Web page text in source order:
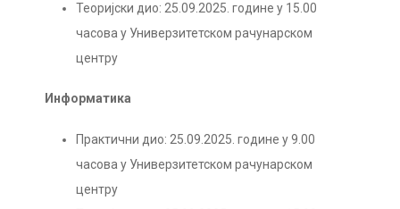
Теоријски дио: 25.09.2025. године у 15.00
часова у Универзитетском рачунарском
центру
Информатика
Практични дио: 25.09.2025. године у 9.00
часова у Универзитетском рачунарском
центру